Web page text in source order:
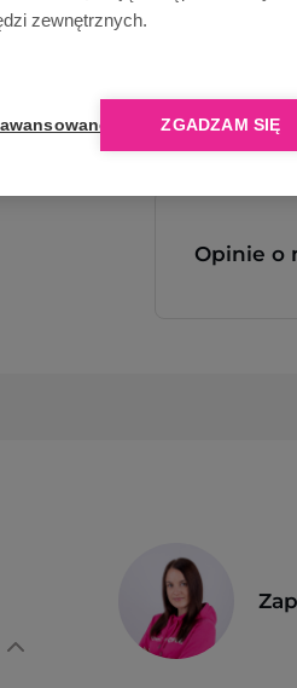
zewnętrznych.
ZGADZAM SIĘ
Opinie o